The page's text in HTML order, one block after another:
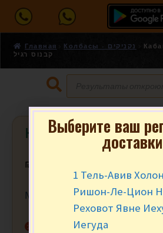
Главная Колбасы - נקניקים
קבנוס רגיל
₪
Мин заказ от 300 гр. (3)
Нет в наличии
Выберите ваш
доставки
1 Тель-Авив
Ришон-Ле-Цион
Реховот Явне
Иегуда